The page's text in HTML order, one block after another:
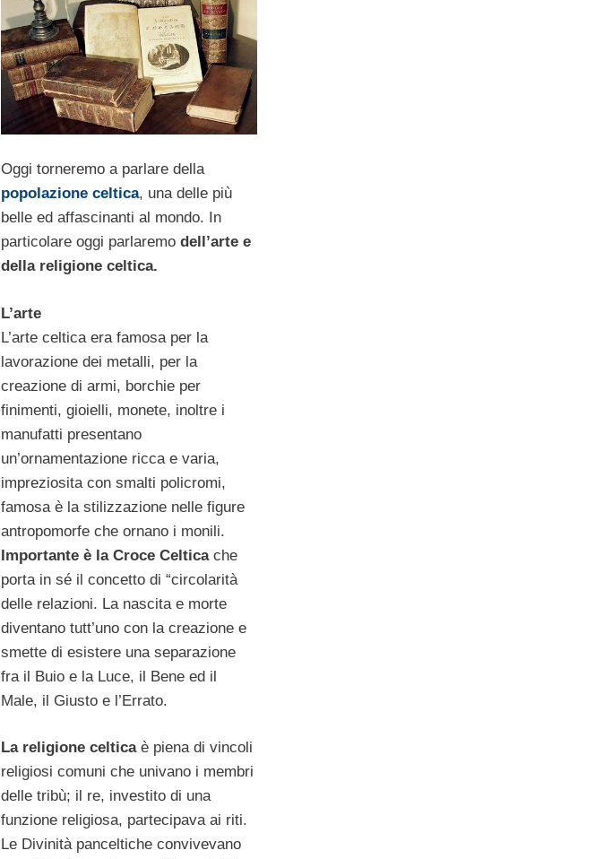
Oggi torneremo a parlare della
popolazione celtica, una delle più
belle ed affascinanti al mondo. In
particolare oggi parlaremo dell’arte e
della religione celtica.
L’arte
L’arte celtica era famosa per la
lavorazione dei metalli, per la
creazione di armi, borchie per
finimenti, gioielli, monete, inoltre i
manufatti presentano
un’ornamentazione ricca e varia,
impreziosita con smalti policromi,
famosa è la stilizzazione nelle figure
antropomorfe che ornano i monili.
Importante è la Croce Celticache
porta in sé il concetto di “circolarità
delle relazioni. La nascita e morte
diventano tutt’uno con la creazione e
smette di esistere una separazione
fra il Buio e la Luce, il Bene ed il
Male, il Giusto e l’Errato.
La religione celticaè piena di vincoli
religiosi comuni che univano i membri
delle tribù; il re, investito di una
funzione religiosa, partecipava ai riti.
Le Divinità panceltiche convivevano